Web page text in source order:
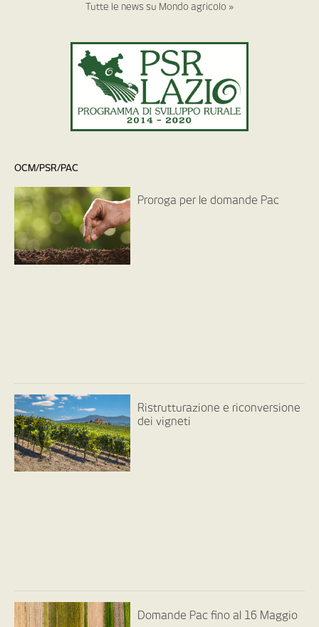
Tutte le news su Mondo agricolo »
OCM/PSR/PAC
Proroga per le domande Pac
Ristrutturazione e riconversione
dei vigneti
Domande Pac fino al 16 Maggio